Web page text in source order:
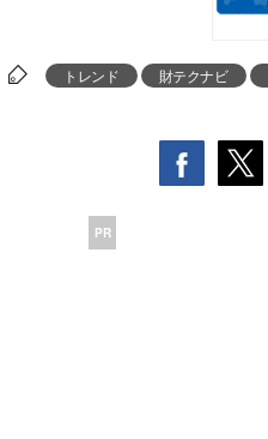
トレンド 財テクナビ
PR